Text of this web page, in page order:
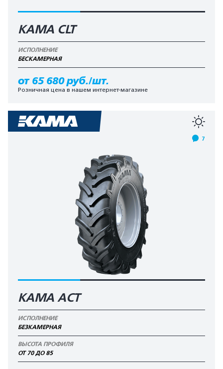
KAMA CLT
ИСПОЛНЕНИЕ
БЕCКАМЕРНАЯ
от 65 680 руб./шт.
Розничная цена в нашем интернет-магазине
7
КАМА AСT
ИСПОЛНЕНИЕ
БЕЗКАМЕРНАЯ
ВЫСОТА ПРОФИЛЯ
ОТ 70 ДО 85